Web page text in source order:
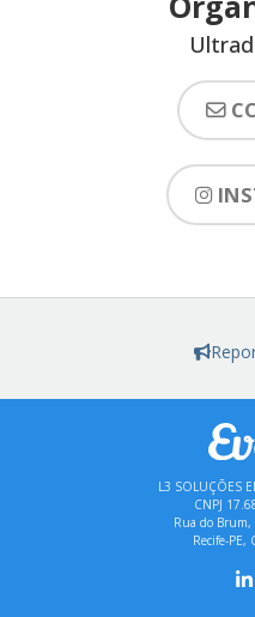
L3 SOLUÇÕES
CNPJ
Rua do Brum,
Recife-PE,